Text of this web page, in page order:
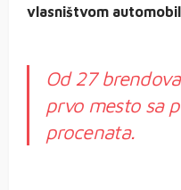
vlasništvom
Od 27
prvo mesto sa
procenata.